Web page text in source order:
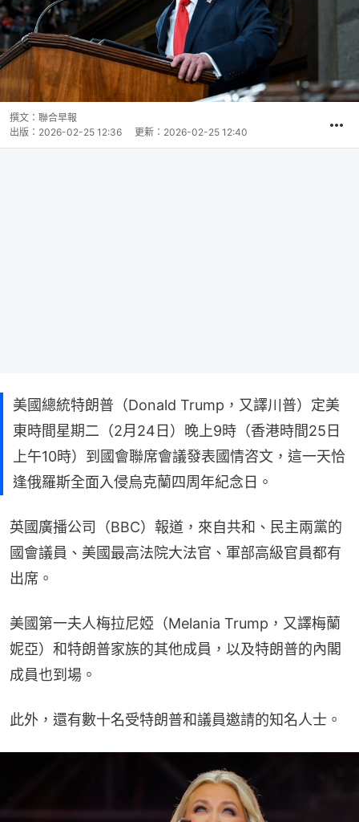
撰文： 聯合早報
出版： 2026-02-25 12:36 更新： 2026-02-25 12:40
美國總統特朗普（Donald Trump，又譯川普）定美
東時間星期二（2月24日）晚上9時（香港時間25日
上午10時）到國會聯席會議發表國情咨文，這一天恰
逢俄羅斯全面入侵烏克蘭四周年紀念日。
英國廣播公司（BBC）報道，來自共和、民主兩黨的
國會議員、美國最高法院大法官、軍部高級官員都有
出席。
美國第一夫人梅拉尼婭（Melania Trump，又譯梅蘭
妮亞）和特朗普家族的其他成員，以及特朗普的內閣
成員也到場。
此外，還有數十名受特朗普和議員邀請的知名人士。